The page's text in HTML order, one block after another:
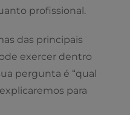
profissional.
das principais
exercer dentro
pergunta é “qual
para